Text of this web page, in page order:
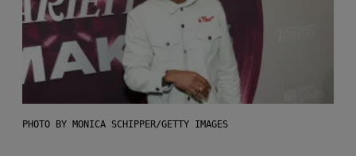
PHOTO BY MONICA SCHIPPER/GETTY IMAGES